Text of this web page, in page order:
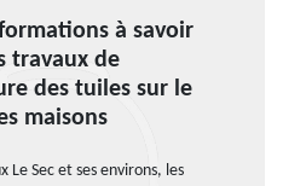
à savoir
travaux de
des tuiles sur le
maisons
Le Sec et ses environs, les